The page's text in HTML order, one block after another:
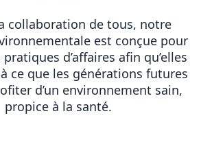
collaboration de tous, notre
est conçue pour
d’affaires afin qu’elles
ce que les générations futures
d’un environnement sain,
propice à la santé.